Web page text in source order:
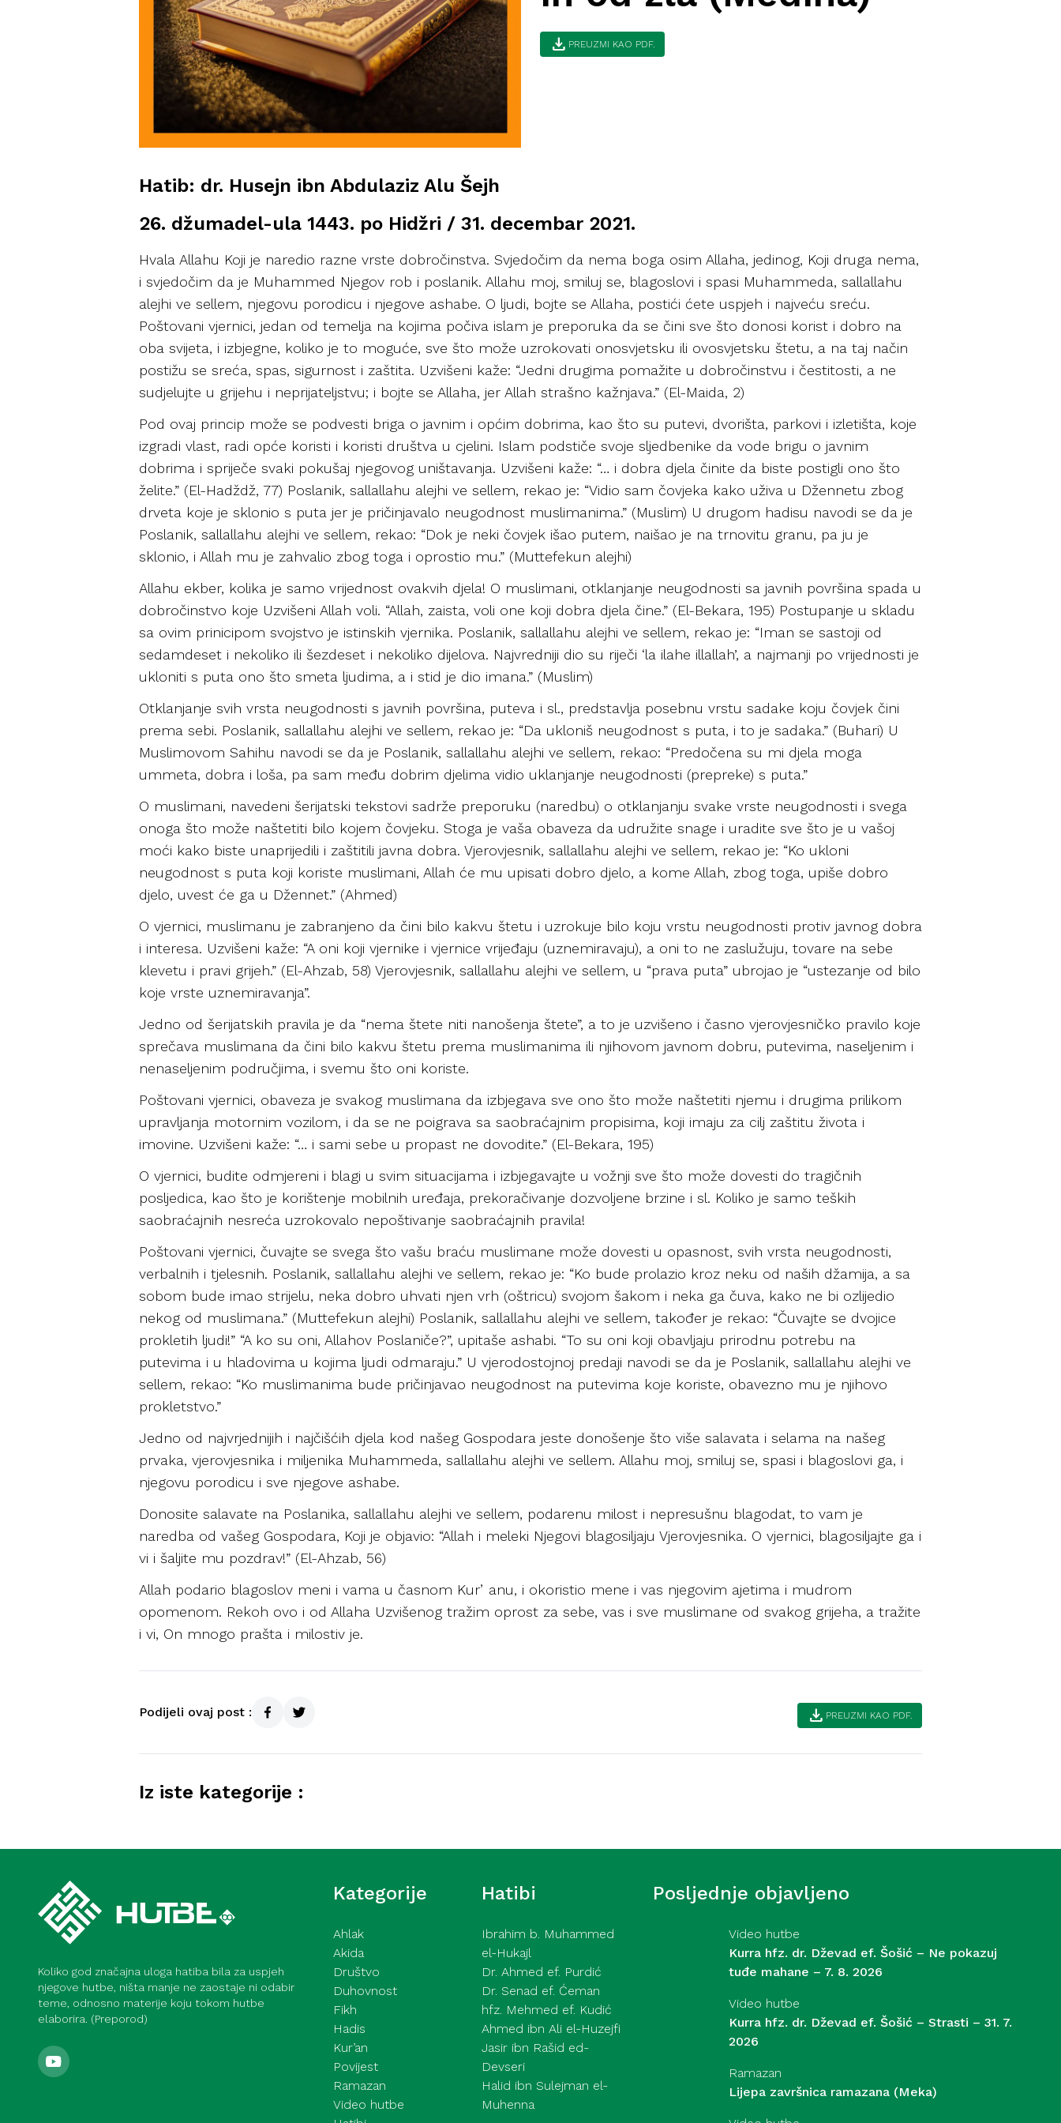
download PREUZMI KAO PDF.
Hatib: dr. Husejn ibn Abdulaziz Alu Šejh
26. džumadel-ula 1443. po Hidžri / 31. decembar 2021.
Hvala Allahu Koji je naredio razne vrste dobročinstva. Svjedočim da nema boga osim Allaha, jedinog, Koji druga nema,
i svjedočim da je Muhammed Njegov rob i poslanik. Allahu moj, smiluj se, blagoslovi i spasi Muhammeda, sallallahu
alejhi ve sellem, njegovu porodicu i njegove ashabe. O ljudi, bojte se Allaha, postići ćete uspjeh i najveću sreću.
Poštovani vjernici, jedan od temelja na kojima počiva islam je preporuka da se čini sve što donosi korist i dobro na
oba svijeta, i izbjegne, koliko je to moguće, sve što može uzrokovati onosvjetsku ili ovosvjetsku štetu, a na taj način
postižu se sreća, spas, sigurnost i zaštita. Uzvišeni kaže: “Jedni drugima pomažite u dobročinstvu i čestitosti, a ne
sudjelujte u grijehu i neprijateljstvu; i bojte se Allaha, jer Allah strašno kažnjava.” (El-Maida, 2)
Pod ovaj princip može se podvesti briga o javnim i općim dobrima, kao što su putevi, dvorišta, parkovi i izletišta, koje
izgradi vlast, radi opće koristi i koristi društva u cjelini. Islam podstiče svoje sljedbenike da vode brigu o javnim
dobrima i spriječe svaki pokušaj njegovog uništavanja. Uzvišeni kaže: “… i dobra djela činite da biste postigli ono što
želite.” (El-Hadždž, 77) Poslanik, sallallahu alejhi ve sellem, rekao je: “Vidio sam čovjeka kako uživa u Džennetu zbog
drveta koje je sklonio s puta jer je pričinjavalo neugodnost muslimanima.” (Muslim) U drugom hadisu navodi se da je
Poslanik, sallallahu alejhi ve sellem, rekao: “Dok je neki čovjek išao putem, naišao je na trnovitu granu, pa ju je
sklonio, i Allah mu je zahvalio zbog toga i oprostio mu.” (Muttefekun alejhi)
Allahu ekber, kolika je samo vrijednost ovakvih djela! O muslimani, otklanjanje neugodnosti sa javnih površina spada u
dobročinstvo koje Uzvišeni Allah voli. “Allah, zaista, voli one koji dobra djela čine.” (El-Bekara, 195) Postupanje u skladu
sa ovim prinicipom svojstvo je istinskih vjernika. Poslanik, sallallahu alejhi ve sellem, rekao je: “Iman se sastoji od
sedamdeset i nekoliko ili šezdeset i nekoliko dijelova. Najvredniji dio su riječi ‘la ilahe illallah’, a najmanji po vrijednosti je
ukloniti s puta ono što smeta ljudima, a i stid je dio imana.” (Muslim)
Otklanjanje svih vrsta neugodnosti s javnih površina, puteva i sl., predstavlja posebnu vrstu sadake koju čovjek čini
prema sebi. Poslanik, sallallahu alejhi ve sellem, rekao je: “Da ukloniš neugodnost s puta, i to je sadaka.” (Buhari) U
Muslimovom Sahihu navodi se da je Poslanik, sallallahu alejhi ve sellem, rekao: “Predočena su mi djela moga
ummeta, dobra i loša, pa sam među dobrim djelima vidio uklanjanje neugodnosti (prepreke) s puta.”
O muslimani, navedeni šerijatski tekstovi sadrže preporuku (naredbu) o otklanjanju svake vrste neugodnosti i svega
onoga što može naštetiti bilo kojem čovjeku. Stoga je vaša obaveza da udružite snage i uradite sve što je u vašoj
moći kako biste unaprijedili i zaštitili javna dobra. Vjerovjesnik, sallallahu alejhi ve sellem, rekao je: “Ko ukloni
neugodnost s puta koji koriste muslimani, Allah će mu upisati dobro djelo, a kome Allah, zbog toga, upiše dobro
djelo, uvest će ga u Džennet.” (Ahmed)
O vjernici, muslimanu je zabranjeno da čini bilo kakvu štetu i uzrokuje bilo koju vrstu neugodnosti protiv javnog dobra
i interesa. Uzvišeni kaže: “A oni koji vjernike i vjernice vrijeđaju (uznemiravaju), a oni to ne zaslužuju, tovare na sebe
klevetu i pravi grijeh.” (El-Ahzab, 58) Vjerovjesnik, sallallahu alejhi ve sellem, u “prava puta” ubrojao je “ustezanje od bilo
koje vrste uznemiravanja”.
Jedno od šerijatskih pravila je da “nema štete niti nanošenja štete”, a to je uzvišeno i časno vjerovjesničko pravilo koje
sprečava muslimana da čini bilo kakvu štetu prema muslimanima ili njihovom javnom dobru, putevima, naseljenim i
nenaseljenim područjima, i svemu što oni koriste.
Poštovani vjernici, obaveza je svakog muslimana da izbjegava sve ono što može naštetiti njemu i drugima prilikom
upravljanja motornim vozilom, i da se ne poigrava sa saobraćajnim propisima, koji imaju za cilj zaštitu života i
imovine. Uzvišeni kaže: “… i sami sebe u propast ne dovodite.” (El-Bekara, 195)
O vjernici, budite odmjereni i blagi u svim situacijama i izbjegavajte u vožnji sve što može dovesti do tragičnih
posljedica, kao što je korištenje mobilnih uređaja, prekoračivanje dozvoljene brzine i sl. Koliko je samo teških
saobraćajnih nesreća uzrokovalo nepoštivanje saobraćajnih pravila!
Poštovani vjernici, čuvajte se svega što vašu braću muslimane može dovesti u opasnost, svih vrsta neugodnosti,
verbalnih i tjelesnih. Poslanik, sallallahu alejhi ve sellem, rekao je: “Ko bude prolazio kroz neku od naših džamija, a sa
sobom bude imao strijelu, neka dobro uhvati njen vrh (oštricu) svojom šakom i neka ga čuva, kako ne bi ozlijedio
nekog od muslimana.” (Muttefekun alejhi) Poslanik, sallallahu alejhi ve sellem, također je rekao: “Čuvajte se dvojice
prokletih ljudi!” “A ko su oni, Allahov Poslaniče?”, upitaše ashabi. “To su oni koji obavljaju prirodnu potrebu na
putevima i u hladovima u kojima ljudi odmaraju.” U vjerodostojnoj predaji navodi se da je Poslanik, sallallahu alejhi ve
sellem, rekao: “Ko muslimanima bude pričinjavao neugodnost na putevima koje koriste, obavezno mu je njihovo
prokletstvo.”
Jedno od najvrjednijih i najčišćih djela kod našeg Gospodara jeste donošenje što više salavata i selama na našeg
prvaka, vjerovjesnika i miljenika Muhammeda, sallallahu alejhi ve sellem. Allahu moj, smiluj se, spasi i blagoslovi ga, i
njegovu porodicu i sve njegove ashabe.
Donosite salavate na Poslanika, sallallahu alejhi ve sellem, podarenu milost i nepresušnu blagodat, to vam je
naredba od vašeg Gospodara, Koji je objavio: “Allah i meleki Njegovi blagosiljaju Vjerovjesnika. O vjernici, blagosiljajte ga i
vi i šaljite mu pozdrav!” (El-Ahzab, 56)
Allah podario blagoslov meni i vama u časnom Kurʼanu, i okoristio mene i vas njegovim ajetima i mudrom
opomenom. Rekoh ovo i od Allaha Uzvišenog tražim oprost za sebe, vas i sve muslimane od svakog grijeha, a tražite
i vi, On mnogo prašta i milostiv je.
Podijeli ovaj post : download PREUZMI KAO PDF.
Iz iste kategorije :
Koliko god značajna uloga hatiba bila za uspjeh
njegove hutbe, ništa manje ne zaostaje ni odabir
teme, odnosno materije koju tokom hutbe
elaborira. (Preporod)
Kategorije
Ahlak
Akida
Društvo
Duhovnost
Fikh
Hadis
Kur’an
Povijest
Ramazan
Video hutbe
Hatibi
Ibrahim b. Muhammed
el-Hukajl
Dr. Ahmed ef. Purdić
Dr. Senad ef. Ćeman
hfz. Mehmed ef. Kudić
Ahmed ibn Ali el-Huzejfi
Jasir ibn Rašid ed-
Devseri
Halid ibn Sulejman el-
Muhenna
Posljednje objavljeno
Video hutbe
Kurra hfz. dr. Dževad ef. Šošić – Ne pokazuj
tuđe mahane – 7. 8. 2026
Video hutbe
Kurra hfz. dr. Dževad ef. Šošić – Strasti – 31. 7.
2026
Ramazan
Lijepa završnica ramazana (Meka)